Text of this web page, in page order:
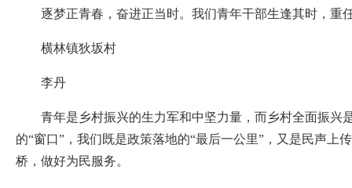
逐梦正青春，奋进正当时。我们青年干部生逢其时，重
横林镇狄坂村
李丹
青年是乡村振兴的生力军和中坚力量，而乡村全面振兴
的“窗口”，我们既是政策落地的“最后一公里”，又是民声
桥，做好为民服务。